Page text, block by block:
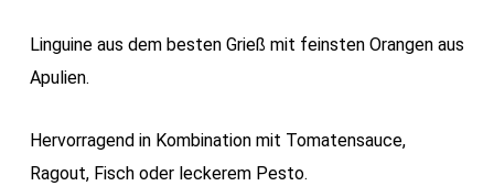
Linguine aus dem besten Grieß mit feinsten Orangen aus
Apulien.
Hervorragend in Kombination mit Tomatensauce,
Ragout, Fisch oder leckerem Pesto.